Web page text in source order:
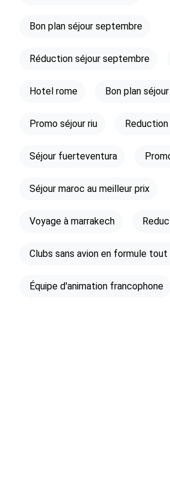
Bon plan séjour septembre
Réduction séjour septembre
Hotel rome Bon plan
Promo séjour riu Reduction
Séjour fuerteventura
Séjour maroc au meilleur prix
Voyage à marrakech
Clubs sans avion en formule tout
Équipe d'animation francophone